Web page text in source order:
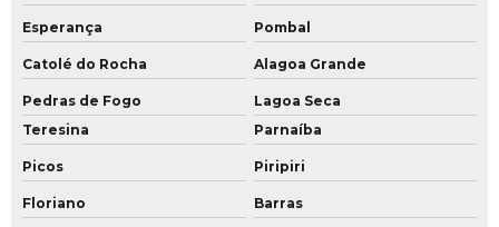
Esperança Pombal
Catolé do Rocha Alagoa Grande
Pedras de Fogo
Lagoa Seca
Teresina
Parnaíba
Picos Piripiri
Floriano Barras